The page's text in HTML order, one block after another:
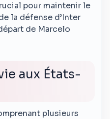
pour maintenir le
la défense d’Inter
de Marcelo
aux États-
plusieurs